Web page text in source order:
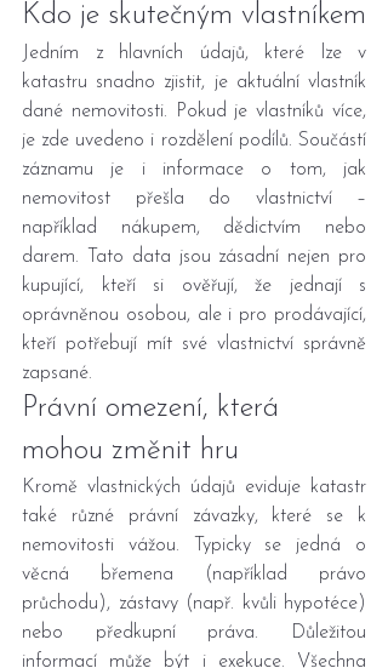
Kdo je skutečným vlastníkem
Jedním z hlavních údajů, které lze v
katastru snadno zjistit, je aktuální vlastník
dané nemovitosti. Pokud je vlastníků více,
je zde uvedeno i rozdělení podílů. Součástí
záznamu je i informace o tom, jak
nemovitost přešla do vlastnictví –
například nákupem, dědictvím nebo
darem. Tato data jsou zásadní nejen pro
kupující, kteří si ověřují, že jednají s
oprávněnou osobou, ale i pro prodávající,
kteří potřebují mít své vlastnictví správně
zapsané.
Právní omezení, která
mohou změnit hru
Kromě vlastnických údajů eviduje katastr
také různé právní závazky, které se k
nemovitosti vážou. Typicky se jedná o
věcná břemena (například právo
průchodu), zástavy (např. kvůli hypotéce)
nebo předkupní práva. Důležitou
informací může být i exekuce. Všechna